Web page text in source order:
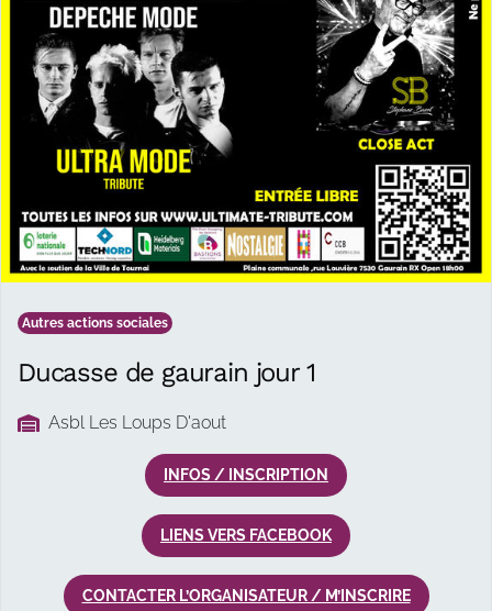
Autres actions sociales
Ducasse de gaurain jour 1
Asbl Les Loups D'aout
INFOS / INSCRIPTION
LIENS VERS FACEBOOK
CONTACTER L’ORGANISATEUR / M’INSCRIRE